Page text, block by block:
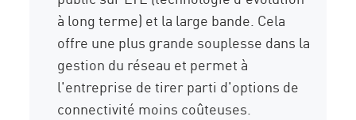
à long terme) et la large bande. Cela
offre une plus grande souplesse dans la
gestion du réseau et permet à
l'entreprise de tirer parti d'options de
connectivité moins coûteuses.